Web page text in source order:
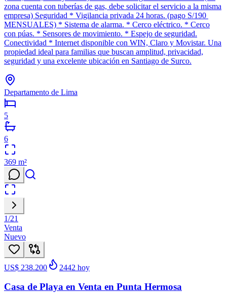
zona cuenta con tuberías de gas, debe solicitar el servicio a la misma
empresa) Seguridad * Vigilancia privada 24 horas. (pago S/190
MENSUALES) * Sistema de alarma. * Cerco eléctrico. * Cerco
con púas. * Sensores de movimiento. * Espejo de seguridad.
Conectividad * Internet disponible con WIN, Claro y Movistar. Una
propiedad ideal para familias que buscan amplitud, privacidad,
seguridad y una excelente ubicación en Santiago de Surco.
Departamento de Lima
5
6
369 m²
1/21
Venta
Nuevo
US$ 238.200 2442 hoy
Casa de Playa en Venta en Punta Hermosa